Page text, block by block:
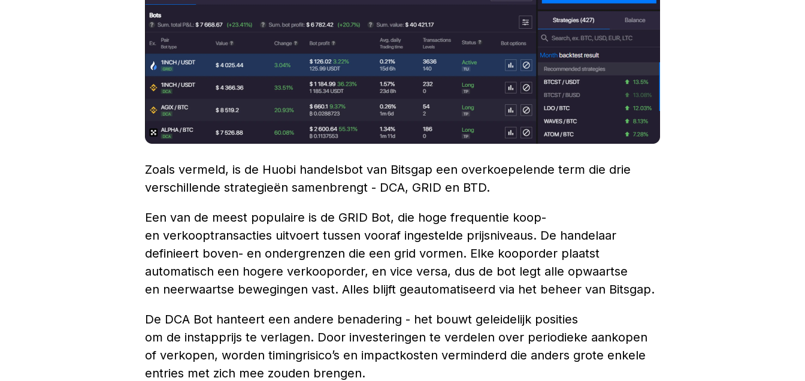
Zoals vermeld, is de Huobi handelsbot van Bitsgap een overkoepelende term die drie
verschillende strategieën samenbrengt - DCA, GRID en BTD.
Een van de meest populaire is de GRID Bot, die hoge frequentie koop-
en verkooptransacties uitvoert tussen vooraf ingestelde prijsniveaus. De handelaar
definieert boven- en ondergrenzen die een grid vormen. Elke kooporder plaatst
automatisch een hogere verkooporder, en vice versa, dus de bot legt alle opwaartse
en neerwaartse bewegingen vast. Alles blijft geautomatiseerd via het beheer van Bitsgap.
De DCA Bot hanteert een andere benadering - het bouwt geleidelijk posities
om de instapprijs te verlagen. Door investeringen te verdelen over periodieke aankopen
of verkopen, worden timingrisico’s en impactkosten verminderd die anders grote enkele
entries met zich mee zouden brengen.